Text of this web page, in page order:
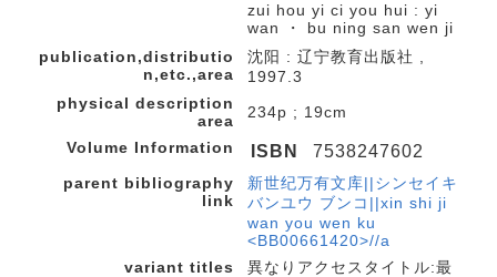
zui hou yi ci you hui : yi
wan ・ bu ning san wen ji
publication,distributio
n,etc.,area
沈阳 : 辽宁教育出版社 ,
1997.3
physical description
area
234p ; 19cm
Volume Information
ISBN 7538247602
parent bibliography
link
新世纪万有文库||シンセイキ
バンユウ ブンコ||xin shi ji
wan you wen ku
<BB00661420>//a
variant titles
異なりアクセスタイトル:最